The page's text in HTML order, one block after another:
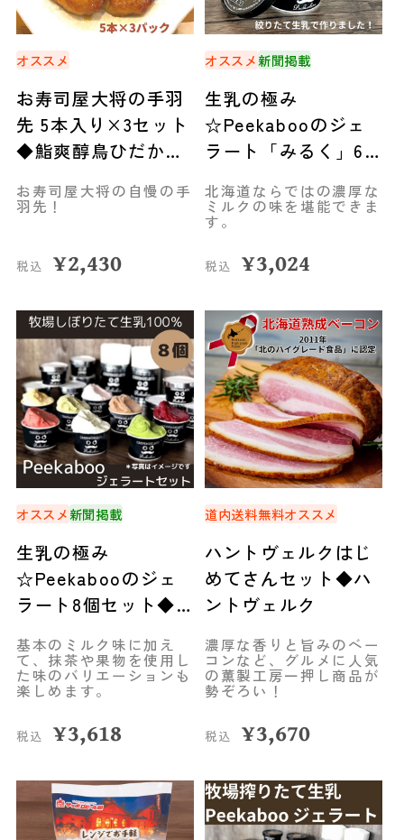
オススメ
お寿司屋大将の手羽
先 5本入り×3セット
◆鮨爽醇鳥ひだか
お寿司屋大将の自慢の手
羽先！
税込 ¥2,430
オススメ新聞掲載
生乳の極み
☆Peekabooのジェ
ラート「みるく」6
町
北海道ならではの濃厚な
ミルクの味を堪能できま
す。
税込 ¥3,024
オススメ新聞掲載
生乳の極み
☆Peekabooのジェ
ラート8個セット◆
基本のミルク味に加え
て、抹茶や果物を使用し
た味のバリエーションも
楽しめます。
税込 ¥3,618
道内送料無料オススメ
ハントヴェルクはじ
めてさんセット◆ハ
ントヴェルク
濃厚な香りと旨みのベー
コンなど、グルメに人気
の薫製工房一押し商品が
勢ぞろい！
税込 ¥3,670